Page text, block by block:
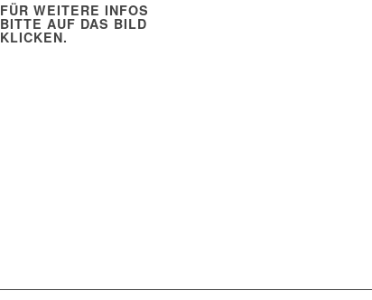
FÜR WEITERE INFOS
BITTE AUF DAS BILD
KLICKEN.